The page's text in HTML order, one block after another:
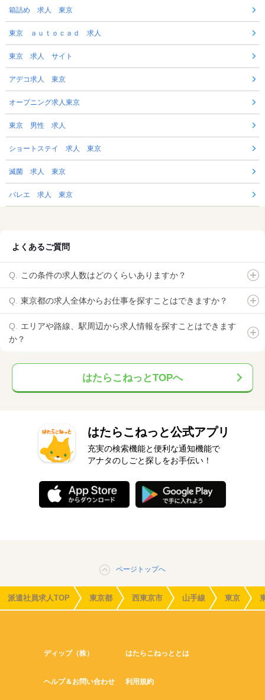
箱詰め 求人 東京
東京 ａｕｔｏｃａｄ 求人
東京 求人 サイト
アデコ求人 東京
オープニング求人東京
東京 男性 求人
ショートステイ 求人 東京
滅菌 求人 東京
バレエ 求人 東京
よくあるご質問
この条件の求人数はどのくらいありますか？
東京都の求人全体からお仕事を探すことはできますか？
エリアや路線、駅周辺から求人情報を探すことはできます
か？
はたらこねっとTOPへ
はたらこねっと公式アプリ
充実の検索機能と便利な通知機能で
アナタのしごと探しをお手伝い！
ページトップへ
派遣社員求人TOP 東京都 西東京市 山手線 東京
ディップ（株） はたらこねっととは
ヘルプ＆お問い合わせ 利用規約